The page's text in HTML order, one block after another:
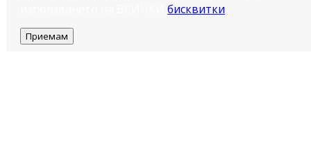
бисквитки
Приемам